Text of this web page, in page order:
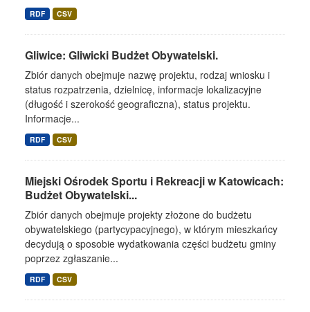
RDF CSV
Gliwice: Gliwicki Budżet Obywatelski.
Zbiór danych obejmuje nazwę projektu, rodzaj wniosku i
status rozpatrzenia, dzielnicę, informacje lokalizacyjne
(długość i szerokość geograficzna), status projektu.
Informacje...
RDF CSV
Miejski Ośrodek Sportu i Rekreacji w Katowicach:
Budżet Obywatelski...
Zbiór danych obejmuje projekty złożone do budżetu
obywatelskiego (partycypacyjnego), w którym mieszkańcy
decydują o sposobie wydatkowania części budżetu gminy
poprzez zgłaszanie...
RDF CSV